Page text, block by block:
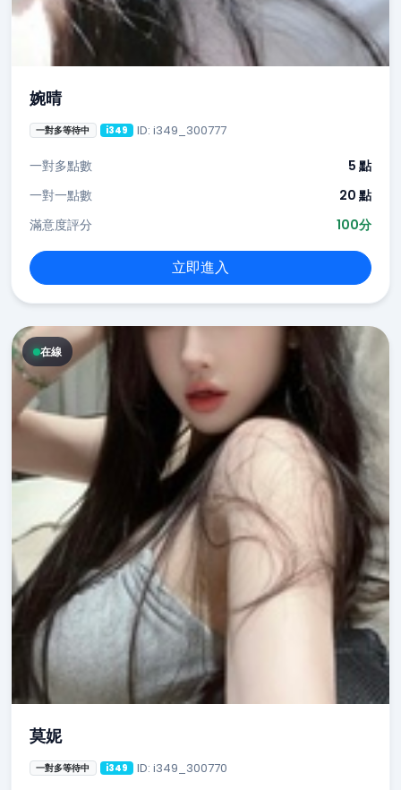
婉晴
一對多等待中 i349 ID: i349_300777
一對多點數
5 點
一對一點數
20 點
滿意度評分
100分
立即進入
在線
莫妮
一對多等待中 i349 ID: i349_300770